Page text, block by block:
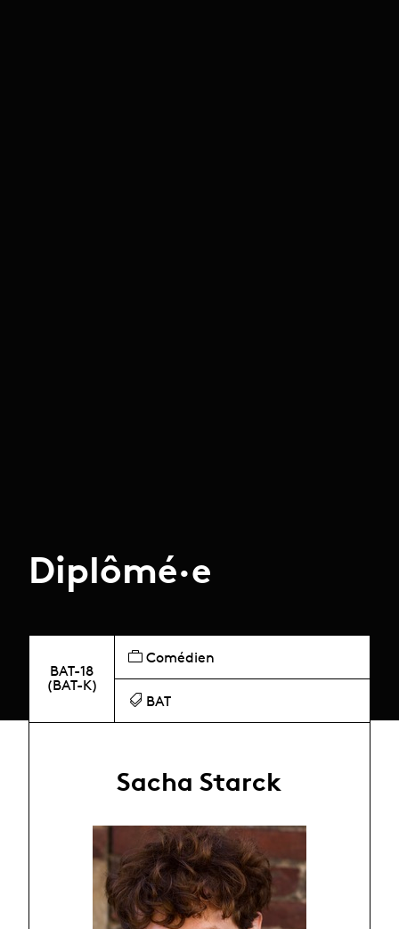
Diplômé·e
BAT-18
(BAT-K)
Comédien
BAT
Sacha Starck